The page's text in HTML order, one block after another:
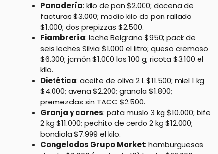
Panadería: kilo de pan $2.000; docena de
facturas $3.000; medio kilo de pan rallado
$1.000; dos prepizzas $2.500.
Fiambrería: leche Belgrano $950; pack de
seis leches Silvia $1.000 el litro; queso cremoso
$6.300; jamón $1.000 los 100 g; ricota $3.100 el
kilo.
Dietética: aceite de oliva 2 L $11.500; miel 1 kg
$4.000; avena $2.200; granola $1.800;
premezclas sin TACC $2.500.
Granja y carnes: pata muslo 3 kg $10.000; bife
2 kg $11.000; pechito de cerdo 2 kg $12.000;
bondiola $7.999 el kilo.
Congelados Grupo Market: hamburguesas